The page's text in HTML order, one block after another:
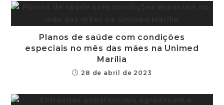
Planos de saúde com condições
especiais no mês das mães na Unimed
Marília
28 de abril de 2023